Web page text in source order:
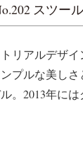
スツール
リアルデザ
プルな美し
。2013年に